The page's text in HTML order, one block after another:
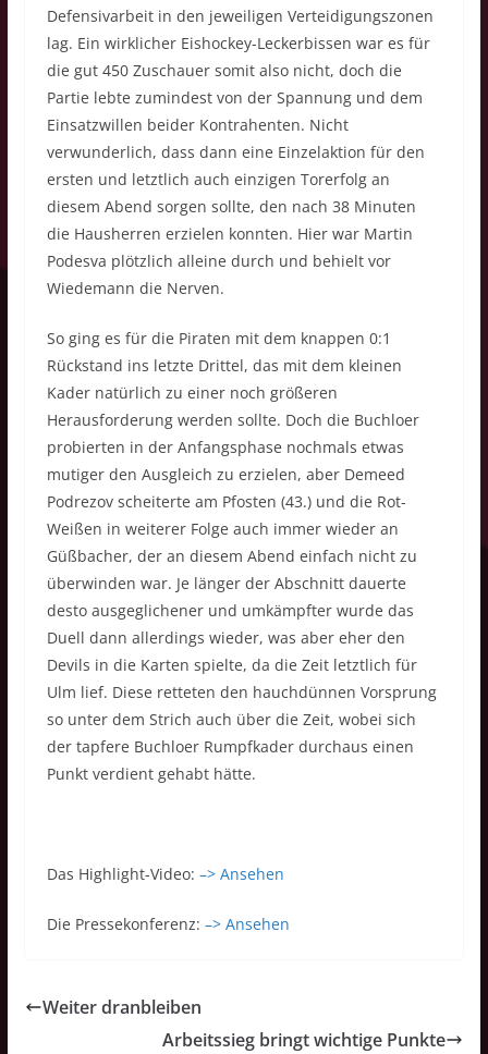
Defensivarbeit in den jeweiligen Verteidigungszonen
lag. Ein wirklicher Eishockey-Leckerbissen war es für
die gut 450 Zuschauer somit also nicht, doch die
Partie lebte zumindest von der Spannung und dem
Einsatzwillen beider Kontrahenten. Nicht
verwunderlich, dass dann eine Einzelaktion für den
ersten und letztlich auch einzigen Torerfolg an
diesem Abend sorgen sollte, den nach 38 Minuten
die Hausherren erzielen konnten. Hier war Martin
Podesva plötzlich alleine durch und behielt vor
Wiedemann die Nerven.
So ging es für die Piraten mit dem knappen 0:1
Rückstand ins letzte Drittel, das mit dem kleinen
Kader natürlich zu einer noch größeren
Herausforderung werden sollte. Doch die Buchloer
probierten in der Anfangsphase nochmals etwas
mutiger den Ausgleich zu erzielen, aber Demeed
Podrezov scheiterte am Pfosten (43.) und die Rot-
Weißen in weiterer Folge auch immer wieder an
Güßbacher, der an diesem Abend einfach nicht zu
überwinden war. Je länger der Abschnitt dauerte
desto ausgeglichener und umkämpfter wurde das
Duell dann allerdings wieder, was aber eher den
Devils in die Karten spielte, da die Zeit letztlich für
Ulm lief. Diese retteten den hauchdünnen Vorsprung
so unter dem Strich auch über die Zeit, wobei sich
der tapfere Buchloer Rumpfkader durchaus einen
Punkt verdient gehabt hätte.
Das Highlight-Video: –> Ansehen
Die Pressekonferenz: –> Ansehen
Weiter dranbleiben
Arbeitssieg bringt wichtige Punkte